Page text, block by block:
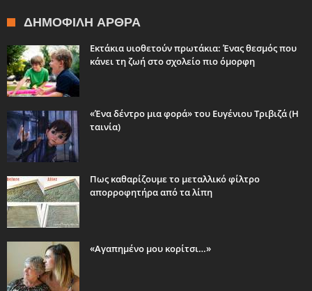
ΔΗΜΟΦΙΛΉ ΆΡΘΡΑ
Εκτάκια υιοθετούν πρωτάκια: Ένας θεσμός που
κάνει τη ζωή στο σχολείο πιο όμορφη
«Ένα δέντρο μια φορά» του Ευγένιου Τριβιζά (Η
ταινία)
Πως καθαρίζουμε το μεταλλικό φίλτρο
απορροφητήρα από τα λίπη
«Αγαπημένο μου κορίτσι…»